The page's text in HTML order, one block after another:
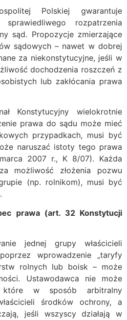
Polskiej gwarantuje
rozpatrzenia
sąd. Propozycje zmierzające
sądowych – nawet w dobrej
za niekonstytucyjne, jeśli w
dochodzenia roszczeń z
lub zakłócania prawa
Konstytucyjny wielokrotnie
prawa do sądu może mieć
przypadkach, musi być
naruszać istoty tego prawa
2007 r., K 8/07). Każda
możliwość złożenia pozwu
(np. rolnikom), musi być
prawa (art. 32 Konstytucji
jednej grupy właścicieli
wprowadzenie „taryfy
rolnych lub boisk – może
Ustawodawca nie może
które w sposób arbitralny
środków ochrony, a
jeśli wszyscy działają w